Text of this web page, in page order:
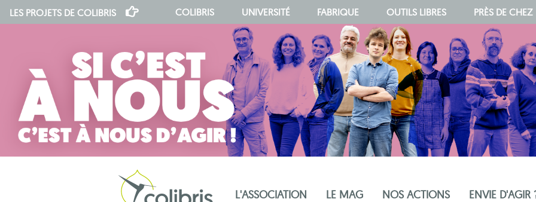
LES PROJETS DE COLIBRIS COLIBRIS UNIVERSITÉ FABRIQUE OUTILS LIBRES PRÈS DE
L'ASSOCIATION LE MAG NOS ACTIONS ENVIE D'AGIR